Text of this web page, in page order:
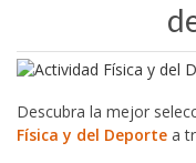
Descubra la mejor
Física y del Deporte a